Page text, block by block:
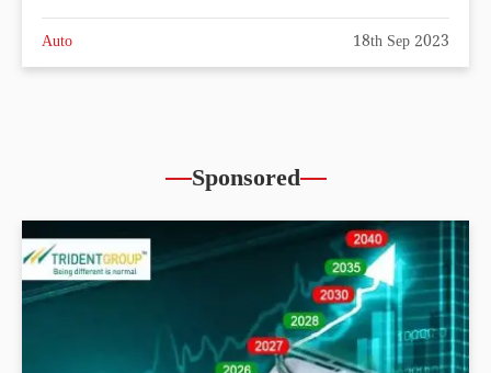
Auto 18th Sep 2023
Sponsored